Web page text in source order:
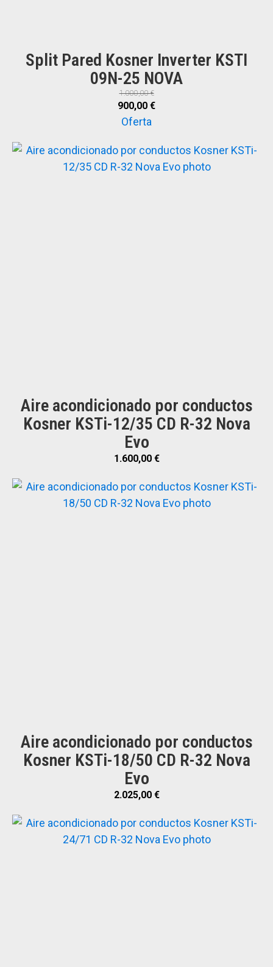
Split Pared Kosner Inverter KSTI
09N-25 NOVA
1.000,00€
El
precio
era:
1.000,00 €.
900,00 €El
es:
900,00 €.
Oferta
Aire acondicionado por conductos
Kosner KSTi-12/35 CD R-32 Nova
Evo
1.600,00 €
Aire acondicionado por conductos
Kosner KSTi-18/50 CD R-32 Nova
Evo
2.025,00 €